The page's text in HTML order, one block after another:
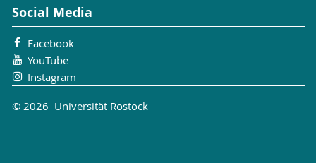
Social Media
Facebook
YouTube
Instagram
© 2026 Universität Rostock